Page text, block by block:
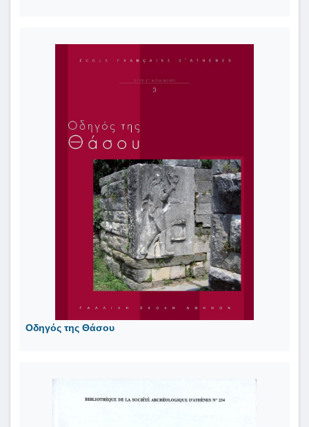
Οδηγός της Θάσου